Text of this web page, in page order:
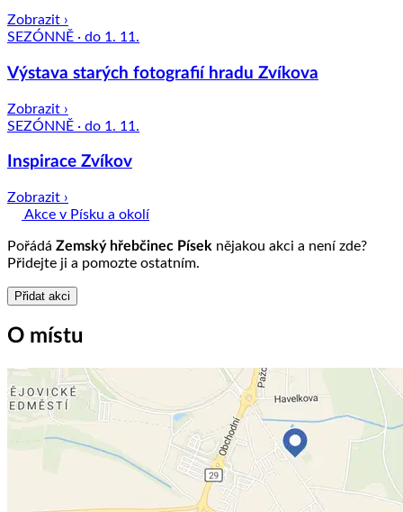
Zobrazit ›
SEZÓNNĚ · do 1. 11.
Výstava starých fotografií hradu Zvíkova
Zobrazit ›
SEZÓNNĚ · do 1. 11.
Inspirace Zvíkov
Zobrazit ›
Akce v Písku a okolí
Pořádá Zemský hřebčinec Písek nějakou akci a není zde?
Přidejte ji a pomozte ostatním.
Přidat akci
O místu